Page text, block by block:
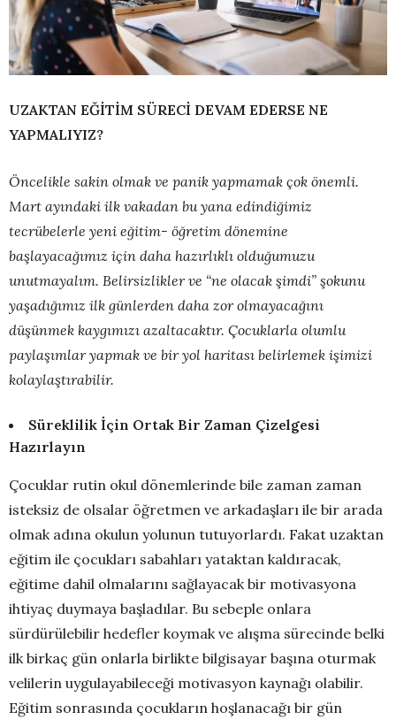
UZAKTAN EĞİTİM SÜRECİ DEVAM EDERSE NE
YAPMALIYIZ?
Öncelikle sakin olmak ve panik yapmamak çok önemli.
Mart ayındaki ilk vakadan bu yana edindiğimiz
tecrübelerle yeni eğitim- öğretim dönemine
başlayacağımız için daha hazırlıklı olduğumuzu
unutmayalım. Belirsizlikler ve “ne olacak şimdi” şokunu
yaşadığımız ilk günlerden daha zor olmayacağını
düşünmek kaygımızı azaltacaktır. Çocuklarla olumlu
paylaşımlar yapmak ve bir yol haritası belirlemek işimizi
kolaylaştırabilir.
Süreklilik İçin Ortak Bir Zaman Çizelgesi
Hazırlayın
Çocuklar rutin okul dönemlerinde bile zaman zaman
isteksiz de olsalar öğretmen ve arkadaşları ile bir arada
olmak adına okulun yolunun tutuyorlardı. Fakat uzaktan
eğitim ile çocukları sabahları yataktan kaldıracak,
eğitime dahil olmalarını sağlayacak bir motivasyona
ihtiyaç duymaya başladılar. Bu sebeple onlara
sürdürülebilir hedefler koymak ve alışma sürecinde belki
ilk birkaç gün onlarla birlikte bilgisayar başına oturmak
velilerin uygulayabileceği motivasyon kaynağı olabilir.
Eğitim sonrasında çocukların hoşlanacağı bir gün